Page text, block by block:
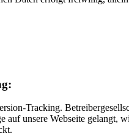
Tracking.
auf unsere Webseite